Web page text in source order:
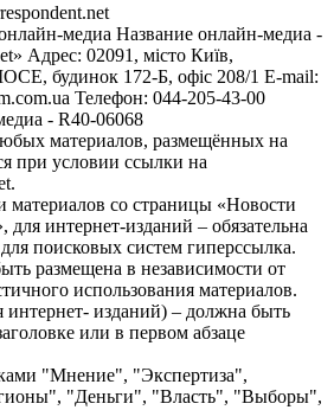
медиа Название онлайн-медиа -
Адрес: 02091, місто Київ,
будинок 172-Б, офіс 208/1 E-mail:
Телефон: 044-205-43-00
- R40-06068
материалов, размещённых на
при условии ссылки на
материалов со страницы «Новости
интернет-изданий – обязательна
поисковых систем гиперссылка.
размещена в независимости от
использования материалов.
интернет- изданий) – должна быть
или в первом абзаце
"Мнение", "Экспертиза",
"Деньги", "Власть", "Выборы",